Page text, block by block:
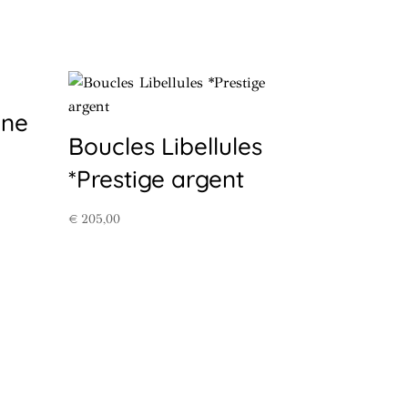
Boucles Libellules
*Prestige argent
€ 205,00